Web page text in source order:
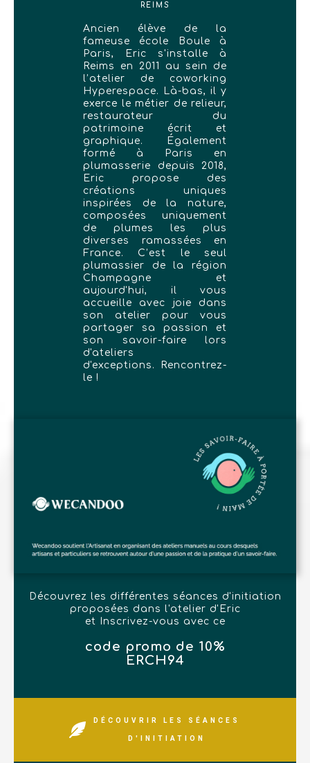
REIMS
Ancien élève de la
fameuse école Boule à
Paris, Eric s'installe à
Reims en 2011 au sein de
l’atelier de coworking
Hyperespace. Là-bas, il y
exerce le métier de relieur,
restaurateur du
patrimoine écrit et
graphique. Également
formé à Paris en
plumasserie depuis 2018,
Eric propose des
créations uniques
inspirées de la nature,
composées uniquement
de plumes les plus
diverses ramassées en
France. C’est le seul
plumassier de la région
Champagne et
aujourd'hui, il vous
accueille avec joie dans
son atelier pour vous
partager sa passion et
son savoir-faire lors
d'ateliers
d'exceptions. Rencontrez-
le !
Découvrez les différentes séances d'initiation
proposées dans l'atelier d'Eric
et Inscrivez-vous avec ce
code promo de 10%
ERCH94
DÉCOUVRIR LES SÉANCES
D'INITIATION